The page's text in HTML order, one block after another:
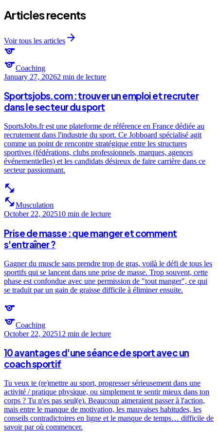
Articles recents
Voir tous les articles arrow_forward
sports
sportsCoaching
January 27, 20262 min de lecture
Sportsjobs.com : trouver un emploi et recruter
dans le secteur du sport
SportsJobs.fr est une plateforme de référence en France dédiée au
recrutement dans l'industrie du sport. Ce Jobboard spécialisé agit
comme un point de rencontre stratégique entre les structures
sportives (fédérations, clubs professionnels, marques, agences
événementielles) et les candidats désireux de faire carrière dans ce
secteur passionnant.
fitness_center
fitness_centerMusculation
October 22, 202510 min de lecture
Prise de masse : que manger et comment
s'entraîner ?
Gagner du muscle sans prendre trop de gras, voilà le défi de tous les
sportifs qui se lancent dans une prise de masse. Trop souvent, cette
phase est confondue avec une permission de "tout manger", ce qui
se traduit par un gain de graisse difficile à éliminer ensuite.
sports
sportsCoaching
October 22, 202512 min de lecture
10 avantages d'une séance de sport avec un
coach sportif
Tu veux te (re)mettre au sport, progresser sérieusement dans une
activité / pratique physique, ou simplement te sentir mieux dans ton
corps ? Tu n'es pas seul(e). Beaucoup aimeraient passer à l'action,
mais entre le manque de motivation, les mauvaises habitudes, les
conseils contradictoires en ligne et le manque de temps… difficile de
savoir par où commencer.